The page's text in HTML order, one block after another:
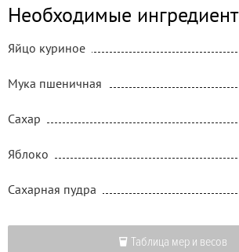
Необходимые
Яйцо куриное
Мука пшеничная
Сахар
Яблоко
Сахарная пудра
Таблица мер и весов